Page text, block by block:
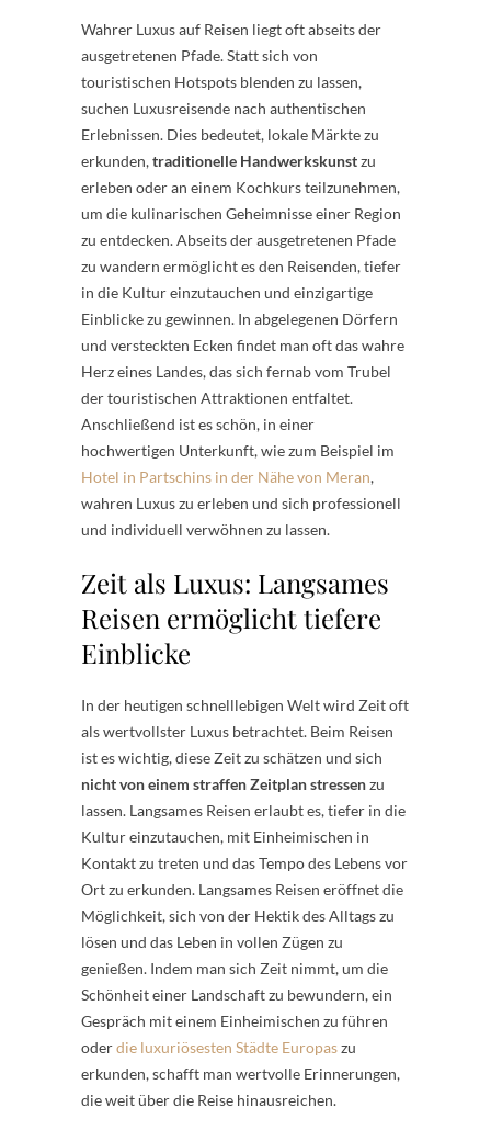
Wahrer Luxus auf Reisen liegt oft abseits der
ausgetretenen Pfade. Statt sich von
touristischen Hotspots blenden zu lassen,
suchen Luxusreisende nach authentischen
Erlebnissen. Dies bedeutet, lokale Märkte zu
erkunden,traditionelle Handwerkskunstzu
erleben oder an einem Kochkurs teilzunehmen,
um die kulinarischen Geheimnisse einer Region
zu entdecken. Abseits der ausgetretenen Pfade
zu wandern ermöglicht es den Reisenden, tiefer
in die Kultur einzutauchen und einzigartige
Einblicke zu gewinnen. In abgelegenen Dörfern
und versteckten Ecken findet man oft das wahre
Herz eines Landes, das sich fernab vom Trubel
der touristischen Attraktionen entfaltet.
Anschließend ist es schön, in einer
hochwertigen Unterkunft, wie zum Beispiel im
Hotel in Partschins in der Nähe von Meran,
wahren Luxus zu erleben und sich professionell
und individuell verwöhnen zu lassen.
Zeit als Luxus: Langsames
Reisen ermöglicht tiefere
Einblicke
In der heutigen schnelllebigen Welt wird Zeit oft
als wertvollster Luxus betrachtet. Beim Reisen
ist es wichtig, diese Zeit zu schätzen und sich
nicht von einem straffen Zeitplan stressenzu
lassen. Langsames Reisen erlaubt es, tiefer in die
Kultur einzutauchen, mit Einheimischen in
Kontakt zu treten und das Tempo des Lebens vor
Ort zu erkunden. Langsames Reisen eröffnet die
Möglichkeit, sich von der Hektik des Alltags zu
lösen und das Leben in vollen Zügen zu
genießen. Indem man sich Zeit nimmt, um die
Schönheit einer Landschaft zu bewundern, ein
Gespräch mit einem Einheimischen zu führen
oderdie luxuriösesten Städte Europaszu
erkunden, schafft man wertvolle Erinnerungen,
die weit über die Reise hinausreichen.